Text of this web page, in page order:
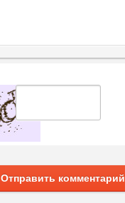
Отправить комментарий